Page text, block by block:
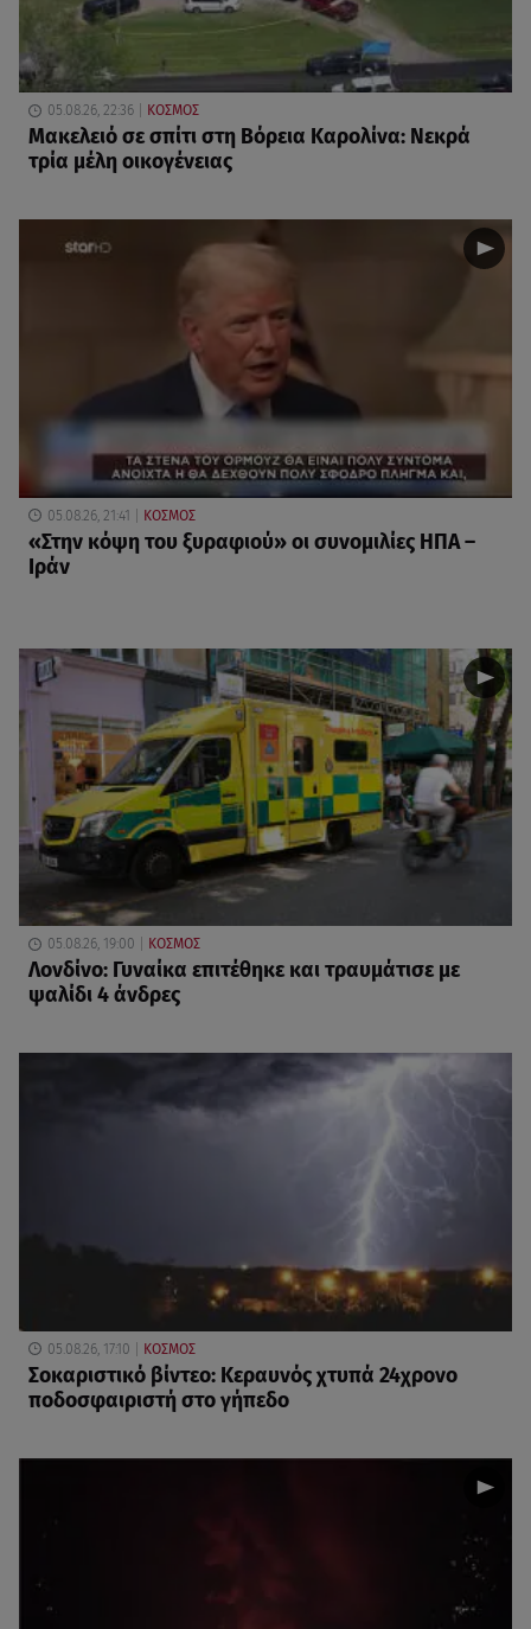
05.08.26, 22:36 ΚΟΣΜΟΣ
Μακελειό σε σπίτι στη Βόρεια Καρολίνα: Νεκρά
τρία μέλη οικογένειας
05.08.26, 21:41 ΚΟΣΜΟΣ
«Στην κόψη του ξυραφιού» οι συνομιλίες ΗΠΑ –
Ιράν
05.08.26, 19:00 ΚΟΣΜΟΣ
Λονδίνο: Γυναίκα επιτέθηκε και τραυμάτισε με
ψαλίδι 4 άνδρες
05.08.26, 17:10 ΚΟΣΜΟΣ
Σοκαριστικό βίντεο: Κεραυνός χτυπά 24χρονο
ποδοσφαιριστή στο γήπεδο